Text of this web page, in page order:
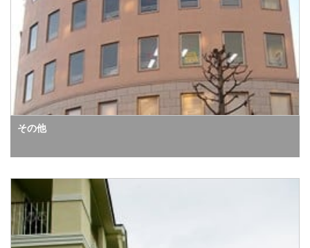
その他